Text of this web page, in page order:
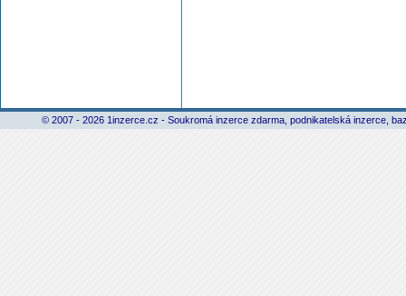
© 2007 - 2026 1inzerce.cz - Soukromá inzerce zdarma, podnikatelská inzerce,